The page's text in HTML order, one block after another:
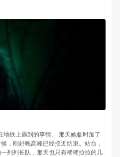
铁上遇到的事情。 那天她临时加了
，刚好晚高峰已经接近结束。站台，
列列长队，那天也只有稀稀拉拉的几